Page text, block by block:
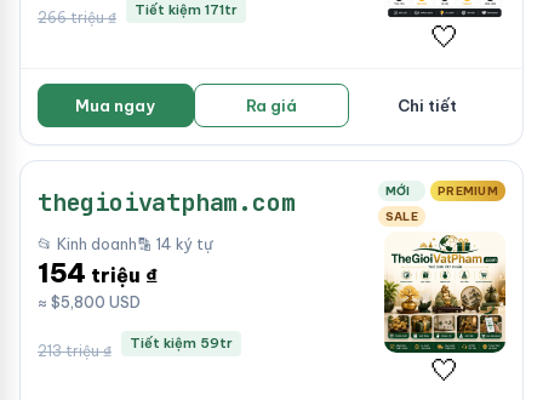
266 triệu ₫ Tiết kiệm 171tr
🤍
Mua ngay Ra giá Chi tiết
thegioivatpham.com MỚI
PREMIUM
SALE
📂 Kinh doanh🔡 14 ký tự
154 triệu ₫
≈ $5,800 USD
213 triệu ₫ Tiết kiệm 59tr
🤍